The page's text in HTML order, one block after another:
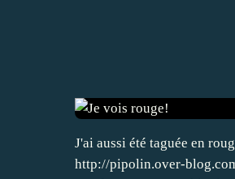
J'ai aussi été taguée en
http://pipolin.over-